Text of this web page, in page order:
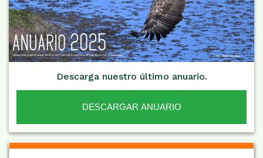
Descarga nuestro último anuario.
DESCARGAR ANUARIO